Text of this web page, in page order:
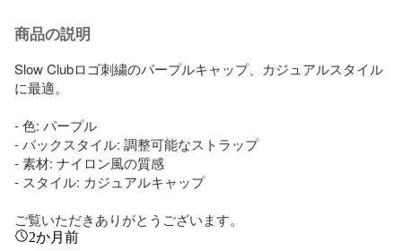
商品の説明
Slow Clubロゴ刺繍のパープルキャップ、カジュアルスタイル
に最適。
- 色: パープル
- バックスタイル: 調整可能なストラップ
- 素材: ナイロン風の質感
- スタイル: カジュアルキャップ
ご覧いただきありがとうございます。
2か月前